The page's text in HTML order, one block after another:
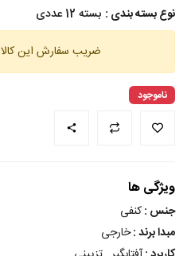
نوع بسته بندی : بسته 12 عددی
ضریب سفارش این کالا
ناموجود
ویژگی ها
جنس :کنفی
مبدا برند :خارجی